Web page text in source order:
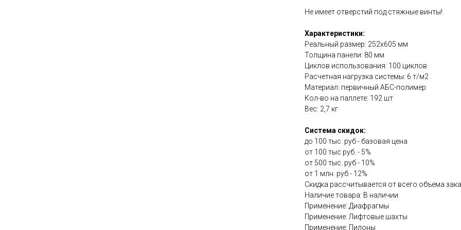
Не имеет отверстий под стяжные винты!
Характеристики:
Реальный размер: 252х605 мм
Толщина панели: 80 мм
Циклов использования: 100 циклов
Расчетная нагрузка системы: 6 т/м2
Материал: первичный АБС-полимер
Кол-во на паллете: 192 шт
Вес: 2,7 кг
Система скидок:
до 100 тыс. руб - базовая цена
от 100 тыс руб. - 5%
от 500 тыс. руб - 10%
от 1 млн. руб - 12%
Скидка рассчитывается от всего объема
Наличие товара: В наличии
Применение: Диафрагмы
Применение: Лифтовые шахты
Применение: Пилоны